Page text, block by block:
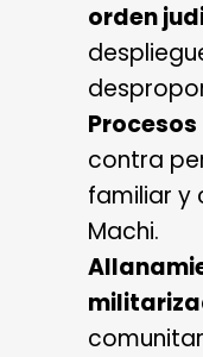
orden
contra
familiar y
Machi.